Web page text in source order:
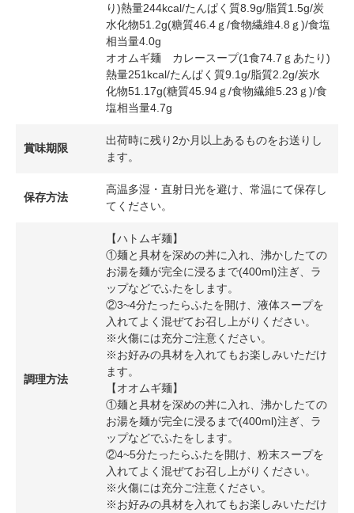
り)熱量244kcal/たんぱく質8.9g/脂質1.5g/炭
水化物51.2g(糖質46.4ｇ/食物繊維4.8ｇ)/食塩
相当量4.0g
オオムギ麺 カレースープ(1食74.7ｇあたり)
熱量251kcal/たんぱく質9.1g/脂質2.2g/炭水
化物51.17g(糖質45.94ｇ/食物繊維5.23ｇ)/食
塩相当量4.7g
賞味期限
出荷時に残り2か月以上あるものをお送りし
ます。
保存方法
高温多湿・直射日光を避け、常温にて保存し
てください。
調理方法
【ハトムギ麺】
①麺と具材を深めの丼に入れ、沸かしたての
お湯を麺が完全に浸るまで(400ml)注ぎ、ラ
ップなどでふたをします。
②3~4分たったらふたを開け、液体スープを
入れてよく混ぜてお召し上がりください。
※火傷には充分ご注意ください。
※お好みの具材を入れてもお楽しみいただけ
ます。
【オオムギ麺】
①麺と具材を深めの丼に入れ、沸かしたての
お湯を麺が完全に浸るまで(400ml)注ぎ、ラ
ップなどでふたをします。
②4~5分たったらふたを開け、粉末スープを
入れてよく混ぜてお召し上がりください。
※火傷には充分ご注意ください。
※お好みの具材を入れてもお楽しみいただけ